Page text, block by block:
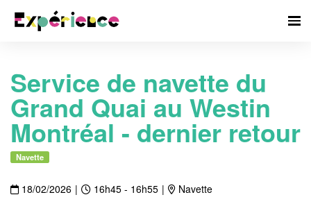
Service de navette du
Grand Quai au Westin
Montréal - dernier retour
Navette
18/02/2026 | 16h45 - 16h55 | Navette